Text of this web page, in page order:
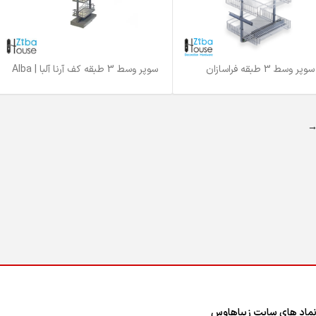
بیشتر
سوپر وسط 3 طبقه فراسازان اطلاعات بیشتر
سوپر وسط 3 طبقه کف آرنا آلبا | Alba
→
نماد های سایت زیباهاوس